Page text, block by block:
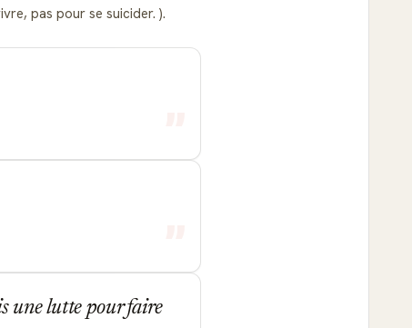
pas pour se suicider. ).
une lutte pour faire